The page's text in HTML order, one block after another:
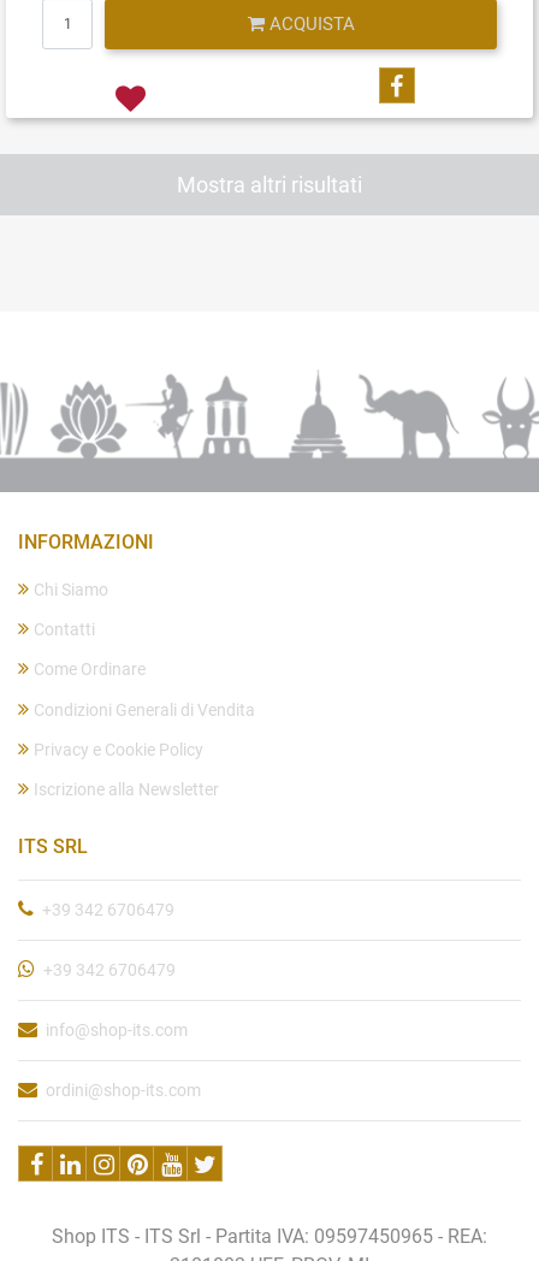
ACQUISTA
Condividi su
Mostra altri risultati
INFORMAZIONI
Chi Siamo
Contatti
Come Ordinare
Condizioni Generali di Vendita
Privacy e Cookie Policy
Iscrizione alla Newsletter
ITS SRL
+39 342 6706479
+39 342 6706479
info@shop-its.com
ordini@shop-its.com
Shop ITS - ITS Srl - Partita IVA: 09597450965 - REA: